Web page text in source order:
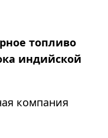
топливо
индийской
компания